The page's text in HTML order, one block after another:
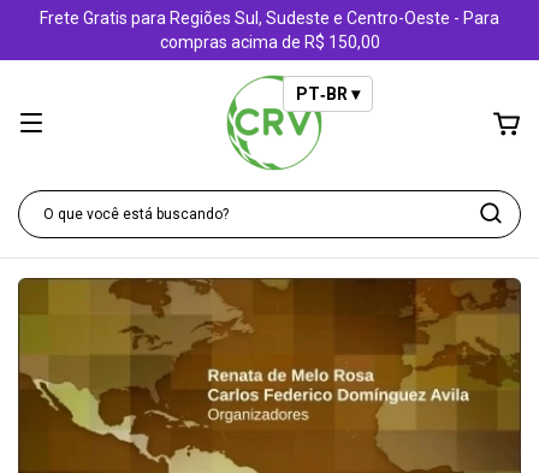
Frete Gratis para Regiões Sul, Sudeste e Centro-Oeste - Para
compras acima de R$ 150,00
PT‑BR ▾